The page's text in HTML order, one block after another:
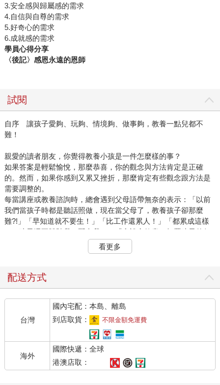
3.安全感與歸屬感的需求
4.自信與自尊的需求
5.好奇心的需求
6.成就感的需求
學員心得分享
〈後記〉感恩永遠的恩師
試閱
自序 讓孩子愛夠、玩夠、情境夠、做事夠，教養一點兒都不
難！
親愛的讀者朋友，你覺得教養小孩是一件怎麼樣的事？
如果答案是輕鬆愉悅，那麼恭喜，你的觀念與方法肯定是正確
的。然而，如果你感到又累又挫折，那麼肯定有些觀念跟方法是
需要調整的。
每當講座或教養諮詢時，總會遇到父母語帶無奈的表示：「以前
我們當孩子時都是聽話照做，現在當父母了，教養孩子卻那麼
難?!」「早知道就不要生！」「比工作還累人！」「都累成這樣
了，孩子還不體貼我、配合我？」「愈說愈故意，打罵孩子的行
為非但沒改變，跟我的關係還愈來愈遠，會頂嘴、還會翻我白
眼……讓我充滿挫折感啊！」
管教問題，而現代人生得少，管教的問題卻層出不窮。這教養難
題的首要之務，是找出問題所在，才能真正的改善問題，這也是
我寫這本書來跟現代父母探討的主要原因。
我有幸遇見理科出版社社長王國和教授，當年他提出「孩子應該
這樣教」的「四夠教養法」，提醒現代父母「孩子生得少，更要
教得好；要教好孩子，先學不要教」。乍聽之下，這「不要教」
可真的是玄之又玄！原意是指每個孩子本來就好好的，只要適時
適性地正確引導即可，但現代父母太過用力的「教」而扭曲了
「教」的本意，反而把孩子給教壞了；這也並非要父母從此放任
看更多
配送方式
台灣
國內宅配：本島、離島
到店取貨：
不限金額免運費
海外
國際快遞：全球
港澳店取：